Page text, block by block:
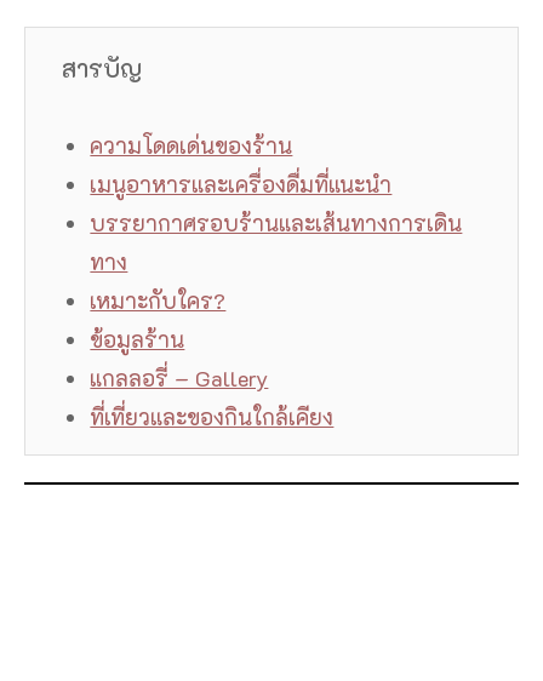
สารบัญ
ความโดดเด่นของร้าน
เมนูอาหารและเครื่องดื่มที่แนะนำ
บรรยากาศรอบร้านและเส้นทางการเดิน
ทาง
เหมาะกับใคร?
ข้อมูลร้าน
แกลลอรี่ – Gallery
ที่เที่ยวและของกินใกล้เคียง